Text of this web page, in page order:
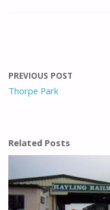
PREVIOUS POST
Thorpe Park
Related Posts